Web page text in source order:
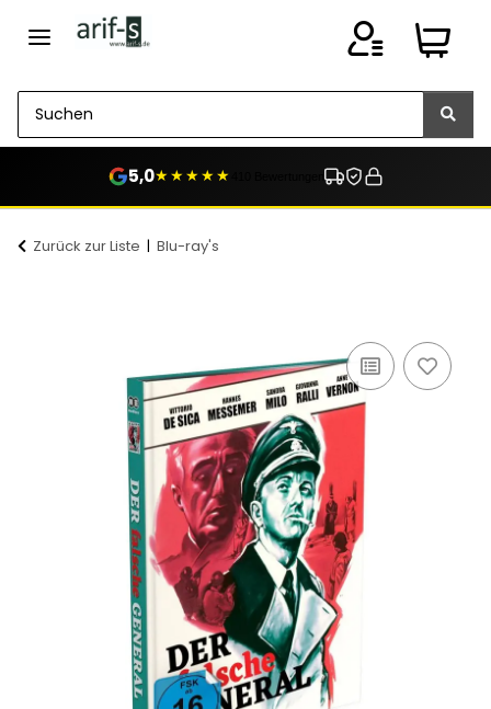
5,0★★★★★
Zurück zur Liste Blu-ray's